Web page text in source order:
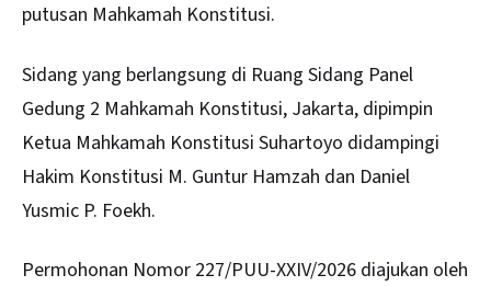
putusan Mahkamah Konstitusi.
Sidang yang berlangsung di Ruang Sidang Panel
Gedung 2 Mahkamah Konstitusi, Jakarta, dipimpin
Ketua Mahkamah Konstitusi Suhartoyo didampingi
Hakim Konstitusi M. Guntur Hamzah dan Daniel
Yusmic P. Foekh.
Permohonan Nomor 227/PUU-XXIV/2026 diajukan oleh